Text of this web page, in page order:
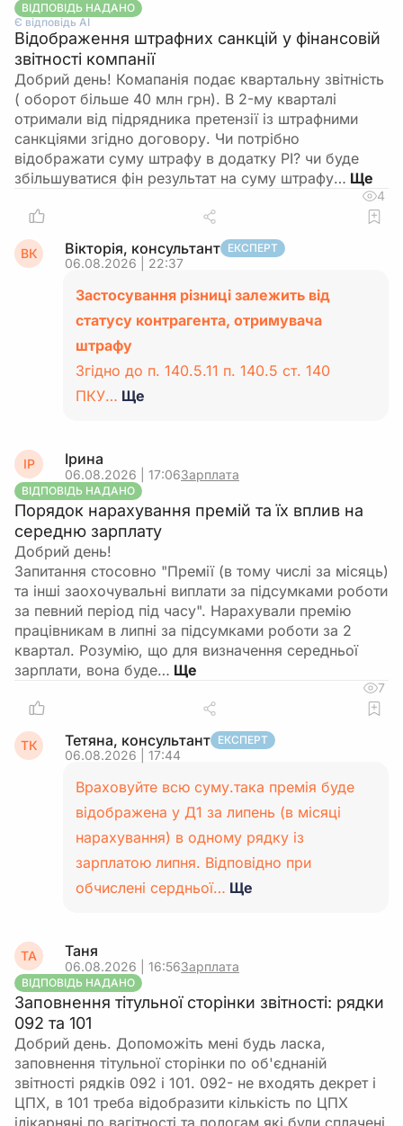
ВІДПОВІДЬ НАДАНО
Є відповідь АІ
Відображення штрафних санкцій у фінансовій
звітності компанії
Добрий день! Комапанія подає квартальну звітність
( оборот більше 40 млн грн). В 2-му кварталі
отримали від підрядника претензії із штрафними
санкціями згідно договору. Чи потрібно
відображати суму штрафу в додатку РІ? чи буде
збільшуватися фін результат на суму штрафу…
4
ВК Вікторія, консультант ЕКСПЕРТ
06.08.2026 | 22:37
Застосування різниці залежить від
статусу контрагента, отримувача
штрафу
Згідно до п. 140.5.11 п. 140.5 ст. 140
ПКУ… Ще
ІР Ірина
06.08.2026 | 17:06Зарплата
ВІДПОВІДЬ НАДАНО
Порядок нарахування премій та їх вплив на
середню зарплату
Добрий день!
Запитання стосовно "Премії (в тому числі за місяць)
та інші заохочувальні виплати за підсумками роботи
за певний період під часу". Нарахували премію
працівникам в липні за підсумками роботи за 2
квартал. Розумію, що для визначення середньої
зарплати, вона буде…
7
ТК Тетяна, консультант ЕКСПЕРТ
06.08.2026 | 17:44
Враховуйте всю суму.така премія буде
відображена у Д1 за липень (в місяці
нарахування) в одному рядку із
зарплатою липня. Відповідно при
обчислені сердньої… Ще
ТА Таня
06.08.2026 | 16:56Зарплата
ВІДПОВІДЬ НАДАНО
Заповнення тітульної сторінки звітності: рядки
092 та 101
Добрий день. Допоможіть мені будь ласка,
заповнення тітульної сторінки по об'єднаній
звітності рядків 092 і 101. 092- не входять декрет і
ЦПХ, в 101 треба відобразити кількість по ЦПХ
ілікарняні по вагітності та пологам які були сплачені